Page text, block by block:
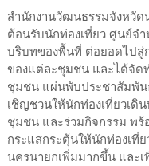
สำนักงานวัฒนธรรมจังหวั
ต้อนรับนักท่องเที่ยว ศูนย์
บริบทของพื้นที่ ต่อยอดไป
ของแต่ละชุมชน และได้จัด
ชุมชน แผ่นพับประชาสัมพัน
เชิญชวนให้นักท่องเที่ยวเดิ
ชุมชน และร่วมกิจกรรม พร้
กระแสกระตุ้นให้นักท่องเที่
นครนายกเพิ่มมากขึ้น และ